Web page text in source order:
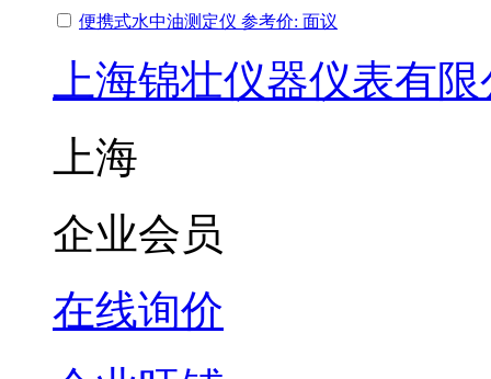
便携式水中油测定仪 参考价: 面议
上海锦壮仪器仪表有
上海
企业会员
在线询价